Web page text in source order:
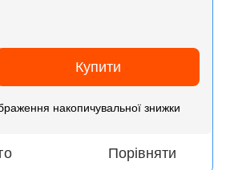
Купити
накопичувальної знижки
Порівняти